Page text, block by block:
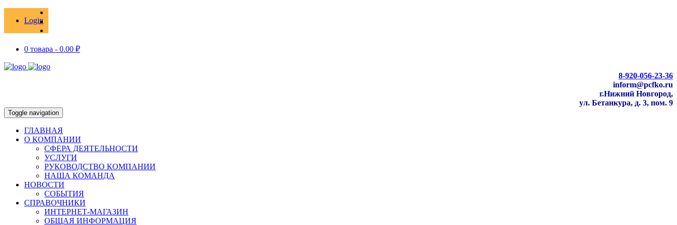
Login
0 товара - 0.00 ₽
8-920-056-23-36
inform@pcfko.ru
г.Нижний Новгород,
ул. Бетанкура, д. 3, пом. 9
Toggle navigation
ГЛАВНАЯ
О КОМПАНИИ
СФЕРА ДЕЯТЕЛЬНОСТИ
УСЛУГИ
РУКОВОДСТВО КОМПАНИИ
НАША КОМАНДА
НОВОСТИ
СОБЫТИЯ
СПРАВОЧНИКИ
ИНТЕРНЕТ-МАГАЗИН
ОБЩАЯ ИНФОРМАЦИЯ